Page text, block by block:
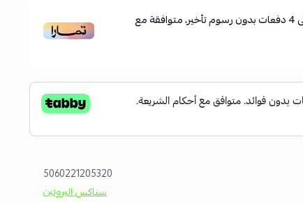
4دفعات بدون رسوم تأخير، متوافقة مع
5060221205320
سناكس البروتين